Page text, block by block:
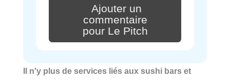
Ajouter un
commentaire
pour Le Pitch
Il n'y plus de services liés aux sushi bars et